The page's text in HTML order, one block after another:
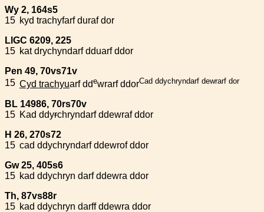
Wy 2, 164s5
15 kyd trachyfarf duraf dor
LlGC 6209, 225
15 kat drychyndarf dduarf ddor
Pen 49, 70vs71v
15 Cyd trachyuarf ddewrarf ddorCad ddychryndarf dewrarf dor
BL 14986, 70rs70v
15 Kad ddyrchryndarf ddewraf ddor
H 26, 270s72
15 cad ddychryndarf ddewrof ddor
Gw 25, 405s6
15 kad ddychryn darf ddewra ddor
Th, 87vs88r
15 kad ddychryn darff ddewra ddor